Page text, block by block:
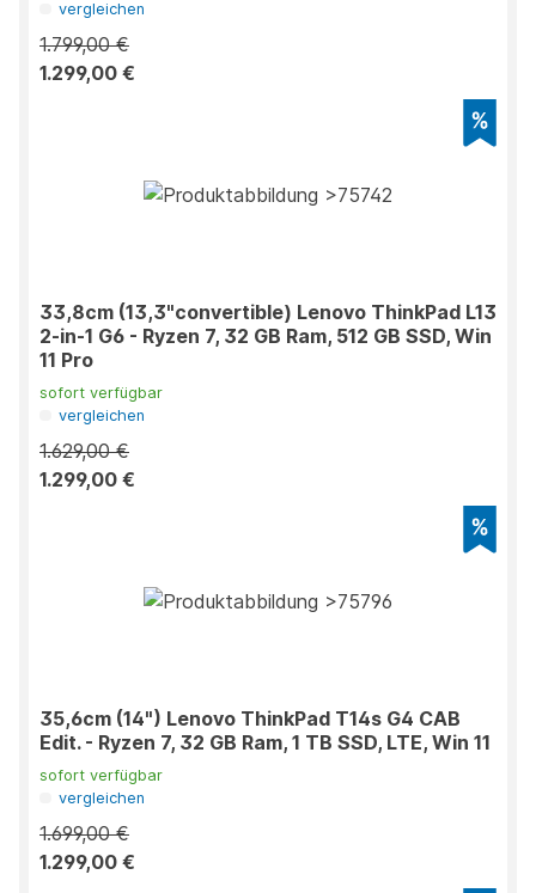
vergleichen
1.799,00 €
1.299,00 €
33,8cm (13,3"convertible) Lenovo ThinkPad L13
2-in-1 G6 - Ryzen 7, 32 GB Ram, 512 GB SSD, Win
11 Pro
sofort verfügbar
vergleichen
1.629,00 €
1.299,00 €
35,6cm (14") Lenovo ThinkPad T14s G4 CAB
Edit. - Ryzen 7, 32 GB Ram, 1 TB SSD, LTE, Win 11
sofort verfügbar
vergleichen
1.699,00 €
1.299,00 €